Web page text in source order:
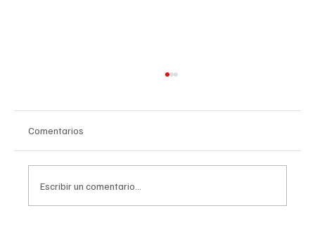
Comentarios
Escribir un comentario...